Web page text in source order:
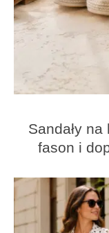
Sandały
fason i